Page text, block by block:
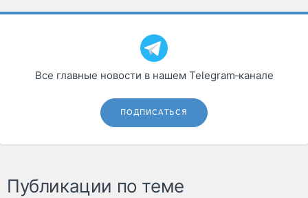
Все главные новости в нашем Telegram‑канале
ПОДПИСАТЬСЯ
Публикации по теме